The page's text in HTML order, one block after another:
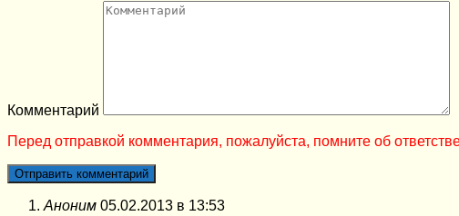
Комментарий
Перед отправкой комментария, пожалуйста, помните об
Аноним 05.02.2013 в 13:53